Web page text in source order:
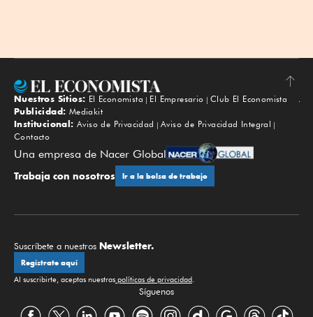
Subir
Nuestros Sitios: El Economista El Empresario
Club El Economista
Publicidad: Mediakit
Institucional: Aviso de Privacidad
Aviso de Privacidad Integral
Contacto
Una empresa de Nacer Global
Trabaja con nosotros Ir a la bolsa de trabajo
Suscríbete a nuestros Newsletter.
Regístrate aquí
Al suscribirte, aceptas nuestras políticas de privacidad
Síguenos